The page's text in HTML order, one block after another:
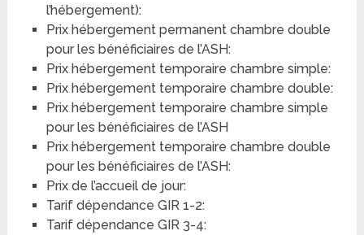
l’hébergement):
Prix hébergement permanent chambre double
pour les bénéficiaires de l’ASH:
Prix hébergement temporaire chambre simple:
Prix hébergement temporaire chambre double:
Prix hébergement temporaire chambre simple
pour les bénéficiaires de l’ASH
Prix hébergement temporaire chambre double
pour les bénéficiaires de l’ASH:
Prix de l’accueil de jour:
Tarif dépendance GIR 1-2:
Tarif dépendance GIR 3-4: